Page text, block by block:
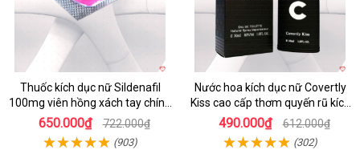
Thuốc kích dục nữ Sildenafil
100mg viên hồng xách tay chính
hãng
650.000₫ 722.000₫
(903)
Nước hoa kích dục nữ Covertly
Kiss cao cấp thơm quyến rũ kích
thích phái đẹp
490.000₫ 612.000₫
(302)